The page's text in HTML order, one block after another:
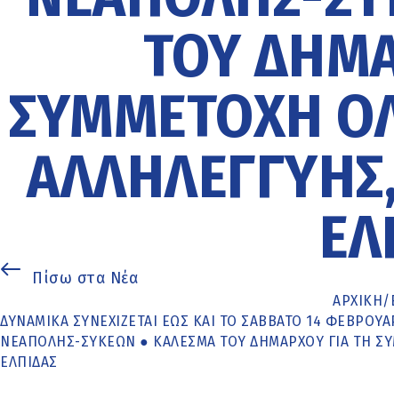
ΤΟΥ
ΣΥΜΜΕΤΟΧΉ
ΑΛΛΗΛΕΓΓΎΗΣ,
Πίσω στα Νέα
ΑΡΧΙΚΉ/
ΔΥΝΑΜΙΚΆ ΣΥΝΕΧΊΖΕΤΑΙ ΈΩΣ ΚΑΙ ΤΟ ΣΆΒΒΑΤΟ 14
ΝΕΆΠΟΛΗΣ-ΣΥΚΕΏΝ ● ΚΆΛΕΣΜΑ ΤΟΥ ΔΗΜΆΡΧΟΥ ΓΙΑ ΤΗ
ΕΛΠΊΔΑΣ